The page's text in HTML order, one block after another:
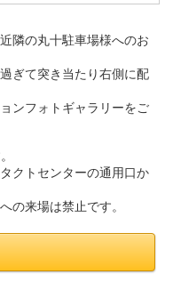
隣の丸十駐車場様へのお
ぎて突き当たり右側に配
ンフォトギャラリーをご
クトセンターの通用口か
の来場は禁止です。